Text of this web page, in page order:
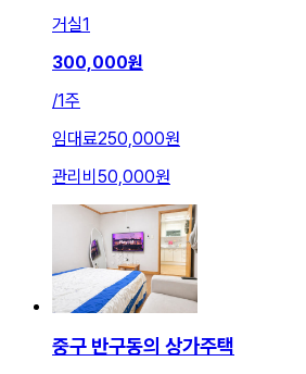
거실1
300,000원
/1주
임대료250,000원
관리비 50,000원
중구 반구동의 상가주택